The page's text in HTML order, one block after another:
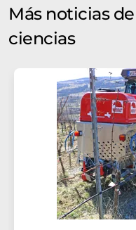
Más noticias
ciencias